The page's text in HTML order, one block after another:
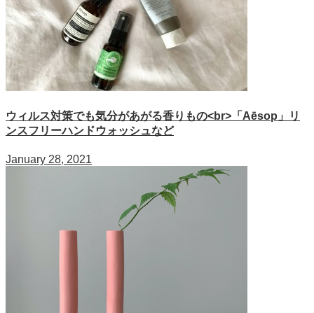
ウィルス対策でも気分があがる香りもの<br>「Aēsop」リ
ンスフリーハンドウォッシュなど
January 28, 2021